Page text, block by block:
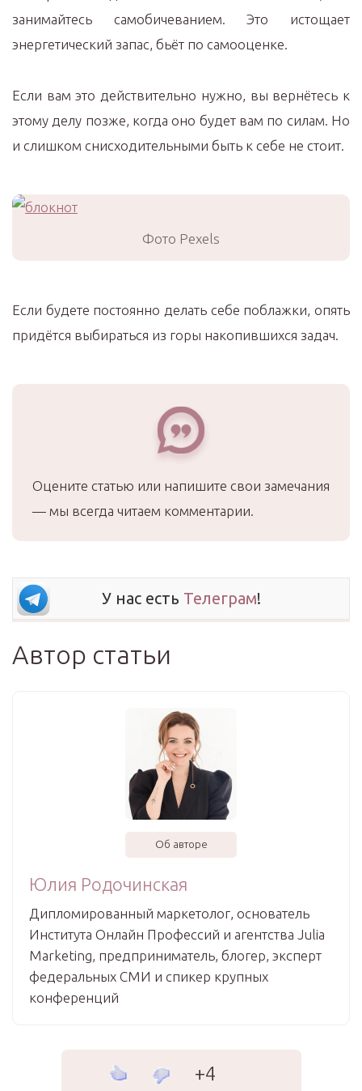
занимайтесь самобичеванием. Это истощает
энергетический запас, бьёт по самооценке.
Если вам это действительно нужно, вы вернётесь к
этому делу позже, когда оно будет вам по силам. Но
и слишком снисходительными быть к себе не стоит.
Фото Pexels
Если будете постоянно делать себе поблажки, опять
придётся выбираться из горы накопившихся задач.
Оцените статью или напишите свои замечания
— мы всегда читаем комментарии.
У нас есть Телеграм!
Автор статьи
Об авторе
Юлия Родочинская
Дипломированный маркетолог, основатель
Института Онлайн Профессий и агентства Julia
Marketing, предприниматель, блогер, эксперт
федеральных СМИ и спикер крупных
конференций
+4